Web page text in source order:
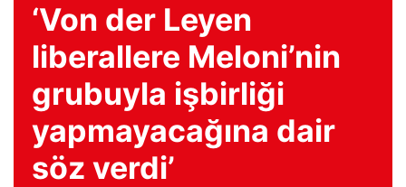
‘Von der Leyen
liberallere Meloni’nin
grubuyla işbirliği
yapmayacağına dair
söz verdi’